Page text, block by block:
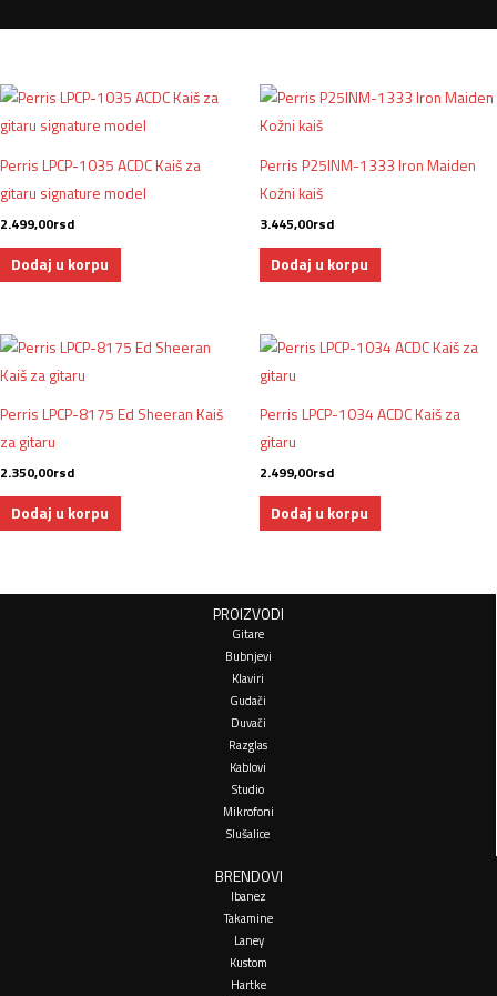
Perris LPCP-1035 ACDC Kaiš za
gitaru signature model
2.499,00rsd
Dodaj u korpu
Perris P25INM-1333 Iron Maiden
Kožni kaiš
3.445,00rsd
Dodaj u korpu
Perris LPCP-8175 Ed Sheeran Kaiš
za gitaru
2.350,00rsd
Dodaj u korpu
Perris LPCP-1034 ACDC Kaiš za
gitaru
2.499,00rsd
Dodaj u korpu
PROIZVODI
Gitare
Bubnjevi
Klaviri
Gudači
Duvači
Razglas
Kablovi
Studio
Mikrofoni
Slušalice
BRENDOVI
Ibanez
Takamine
Laney
Kustom
Hartke